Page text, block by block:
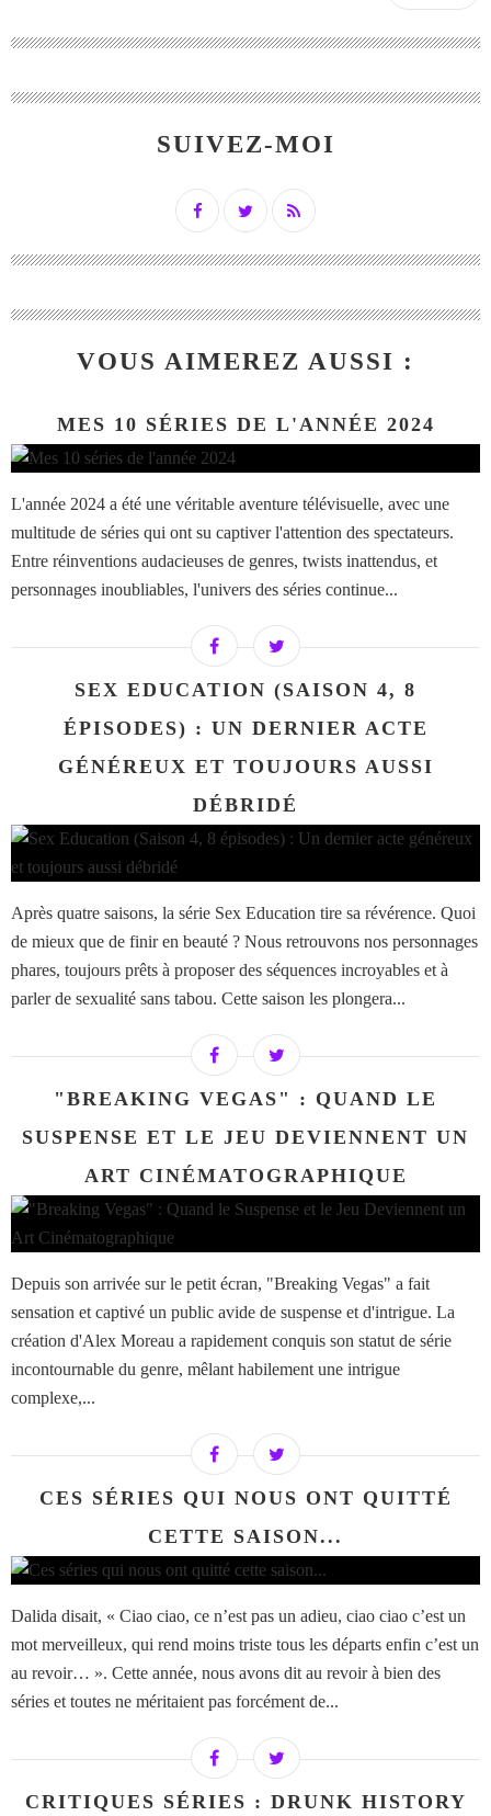
SUIVEZ-MOI
VOUS AIMEREZ AUSSI :
MES 10 SÉRIES DE L'ANNÉE 2024
L'année 2024 a été une véritable aventure télévisuelle, avec une
multitude de séries qui ont su captiver l'attention des spectateurs.
Entre réinventions audacieuses de genres, twists inattendus, et
personnages inoubliables, l'univers des séries continue...
SEX EDUCATION (SAISON 4, 8
ÉPISODES) : UN DERNIER ACTE
GÉNÉREUX ET TOUJOURS AUSSI
DÉBRIDÉ
Après quatre saisons, la série Sex Education tire sa révérence. Quoi
de mieux que de finir en beauté ? Nous retrouvons nos personnages
phares, toujours prêts à proposer des séquences incroyables et à
parler de sexualité sans tabou. Cette saison les plongera...
"BREAKING VEGAS" : QUAND LE
SUSPENSE ET LE JEU DEVIENNENT UN
ART CINÉMATOGRAPHIQUE
Depuis son arrivée sur le petit écran, "Breaking Vegas" a fait
sensation et captivé un public avide de suspense et d'intrigue. La
création d'Alex Moreau a rapidement conquis son statut de série
incontournable du genre, mêlant habilement une intrigue
complexe,...
CES SÉRIES QUI NOUS ONT QUITTÉ
CETTE SAISON...
Dalida disait, « Ciao ciao, ce n’est pas un adieu, ciao ciao c’est un
mot merveilleux, qui rend moins triste tous les départs enfin c’est un
au revoir… ». Cette année, nous avons dit au revoir à bien des
séries et toutes ne méritaient pas forcément de...
CRITIQUES SÉRIES : DRUNK HISTORY